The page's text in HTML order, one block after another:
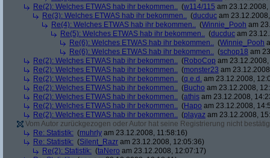
Re(2): Welches ETWAS hab ihr bekommen.. (w114/115 am 23.12.2008,
Re(3): Welches ETWAS hab ihr bekommen.. (ducduc am
Re(4): Welches ETWAS hab ihr bekommen.. (Winnie_Pooh am
Re(5): Welches ETWAS hab ihr bekommen.. (ducduc am
Re(6): Welches ETWAS hab ihr bekommen.. (Winnie_Pooh
Re(6): Welches ETWAS hab ihr bekommen.. (schop18 am
Re(2): Welches ETWAS hab ihr bekommen.. (RoboCop am
Re(2): Welches ETWAS hab ihr bekommen.. (monster23 am
Re(2): Welches ETWAS hab ihr bekommen.. (q.e.d. am 23.12.2008,
Re(2): Welches ETWAS hab ihr bekommen.. (Bucho am 23.12.2008,
Re(2): Welches ETWAS hab ihr bekommen.. (athis am 23.12.2008,
Re(2): Welches ETWAS hab ihr bekommen.. (Hapo am 23.12.2008,
Re(2): Welches ETWAS hab ihr bekommen.. (playaz am 23.12.2008,
Vom Autor zurückgezogen oder Autor hat seine Registrierung nicht
Re: Statistik: (muhrly am 23.12.2008, 11:58:16)
Re: Statistik: (Silent_Razr am 23.12.2008, 12:05:36)
Re(2): Statistik: (taNero am 23.12.2008, 12:07:17)